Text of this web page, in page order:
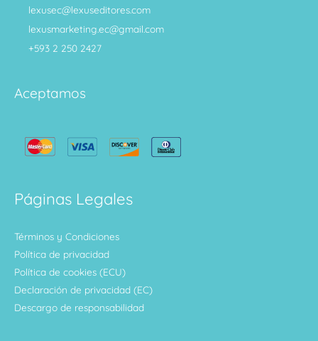
lexusec@lexuseditores.com
lexusmarketing.ec@gmail.com
+593 2 250 2427
Aceptamos
Páginas Legales
Términos y Condiciones
Política de privacidad
Política de cookies (ECU)
Declaración de privacidad (EC)
Descargo de responsabilidad